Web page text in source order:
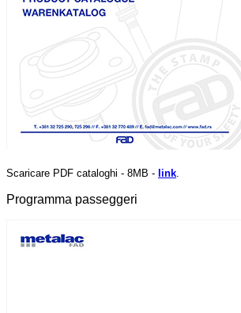
Scaricare PDF cataloghi - 8MB - link.
Programma passeggeri